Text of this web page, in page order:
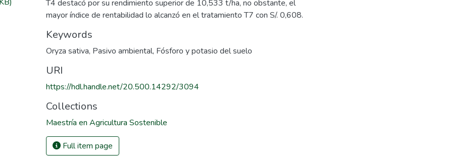
T4 destacó por su rendimiento superior de 10,533 t/ha, no obstante, el
mayor índice de rentabilidad lo alcanzó en el tratamiento T7 con S/. 0,608.
Keywords
Oryza sativa, Pasivo ambiental, Fósforo y potasio del suelo
URI
https://hdl.handle.net/20.500.14292/3094
Collections
Maestría en Agricultura Sostenible
Full item page